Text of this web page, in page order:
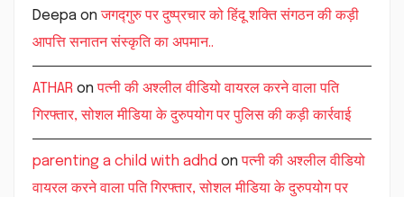
Deepa onजगद्गुरु पर दुष्प्रचार को हिंदू शक्ति संगठन की कड़ी
आपत्ति सनातन संस्कृति का अपमान..
ATHAR onपत्नी की अश्लील वीडियो वायरल करने वाला पति
गिरफ्तार, सोशल मीडिया के दुरुपयोग पर पुलिस की कड़ी कार्रवाई
parenting a child with adhd onपत्नी की अश्लील वीडियो
वायरल करने वाला पति गिरफ्तार, सोशल मीडिया के दुरुपयोग पर